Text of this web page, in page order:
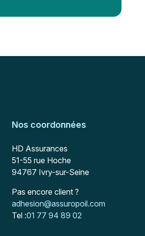
Nos coordonnées
Adresse postale
HD Assurances
51-55 rue Hoche
94767 Ivry-sur-Seine
Pas encore client ?
Mail :
adhesion@assuropoil.com
Tel :01 77 94 89 02